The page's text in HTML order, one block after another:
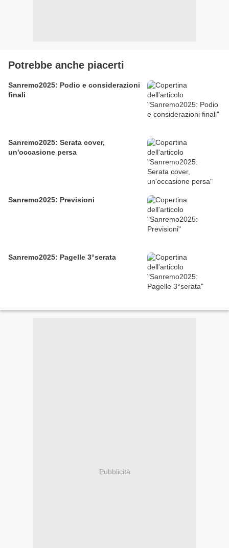
Potrebbe anche piacerti
Sanremo2025: Podio e considerazioni
finali
Sanremo2025: Serata cover,
un'occasione persa
Sanremo2025: Previsioni
Sanremo2025: Pagelle 3°serata
Pubblicità